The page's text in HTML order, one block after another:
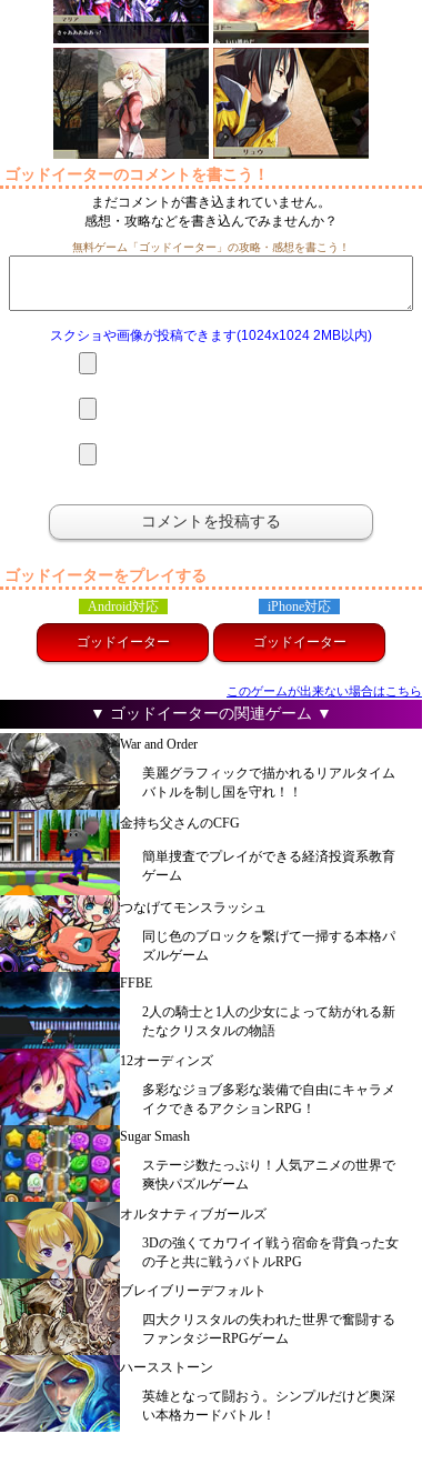
ゴッドイーターのコメントを書こう！
まだコメントが書き込まれていません。
感想・攻略などを書き込んでみませんか？
無料ゲーム「ゴッドイーター」の攻略・感想を書こう！
スクショや画像が投稿できます(1024x1024 2MB以内)
ゴッドイーターをプレイする
Android対応
ゴッドイーター
iPhone対応
ゴッドイーター
このゲームが出来ない場合はこちら
▼ ゴッドイーターの関連ゲーム ▼
War and Order
美麗グラフィックで描かれるリアルタイム
バトルを制し国を守れ！！
金持ち父さんのCFG
簡単捜査でプレイができる経済投資系教育
ゲーム
つなげてモンスラッシュ
同じ色のブロックを繋げて一掃する本格パ
ズルゲーム
FFBE
2人の騎士と1人の少女によって紡がれる新
たなクリスタルの物語
12オーディンズ
多彩なジョブ多彩な装備で自由にキャラメ
イクできるアクションRPG！
Sugar Smash
ステージ数たっぷり！人気アニメの世界で
爽快パズルゲーム
オルタナティブガールズ
3Dの強くてカワイイ戦う宿命を背負った女
の子と共に戦うバトルRPG
ブレイブリーデフォルト
四大クリスタルの失われた世界で奮闘する
ファンタジーRPGゲーム
ハースストーン
英雄となって闘おう。シンプルだけど奥深
い本格カードバトル！